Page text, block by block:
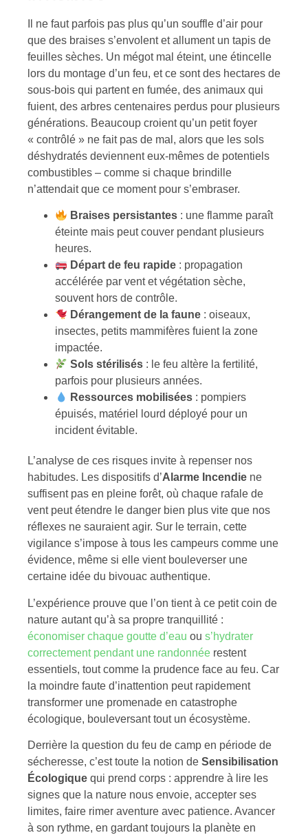
Il ne faut parfois pas plus qu’un souffle d’air pour
que des braises s’envolent et allument un tapis de
feuilles sèches. Un mégot mal éteint, une étincelle
lors du montage d’un feu, et ce sont des hectares de
sous-bois qui partent en fumée, des animaux qui
fuient, des arbres centenaires perdus pour plusieurs
générations. Beaucoup croient qu’un petit foyer
« contrôlé » ne fait pas de mal, alors que les sols
déshydratés deviennent eux-mêmes de potentiels
combustibles – comme si chaque brindille
n’attendait que ce moment pour s’embraser.
Braises persistantes : une flamme paraît
éteinte mais peut couver pendant plusieurs
heures.
Départ de feu rapide : propagation
accélérée par vent et végétation sèche,
souvent hors de contrôle.
Dérangement de la faune : oiseaux,
insectes, petits mammifères fuient la zone
impactée.
Sols stérilisés : le feu altère la fertilité,
parfois pour plusieurs années.
Ressources mobilisées : pompiers
épuisés, matériel lourd déployé pour un
incident évitable.
L’analyse de ces risques invite à repenser nos
habitudes. Les dispositifs d’Alarme Incendie ne
suffisent pas en pleine forêt, où chaque rafale de
vent peut étendre le danger bien plus vite que nos
réflexes ne sauraient agir. Sur le terrain, cette
vigilance s’impose à tous les campeurs comme une
évidence, même si elle vient bouleverser une
certaine idée du bivouac authentique.
L’expérience prouve que l’on tient à ce petit coin de
nature autant qu’à sa propre tranquillité :
économiser chaque goutte d’eau ou s’hydrater
correctement pendant une randonnée restent
essentiels, tout comme la prudence face au feu. Car
la moindre faute d’inattention peut rapidement
transformer une promenade en catastrophe
écologique, bouleversant tout un écosystème.
Derrière la question du feu de camp en période de
sécheresse, c’est toute la notion de Sensibilisation
Écologique qui prend corps : apprendre à lire les
signes que la nature nous envoie, accepter ses
limites, faire rimer aventure avec patience. Avancer
à son rythme, en gardant toujours la planète en